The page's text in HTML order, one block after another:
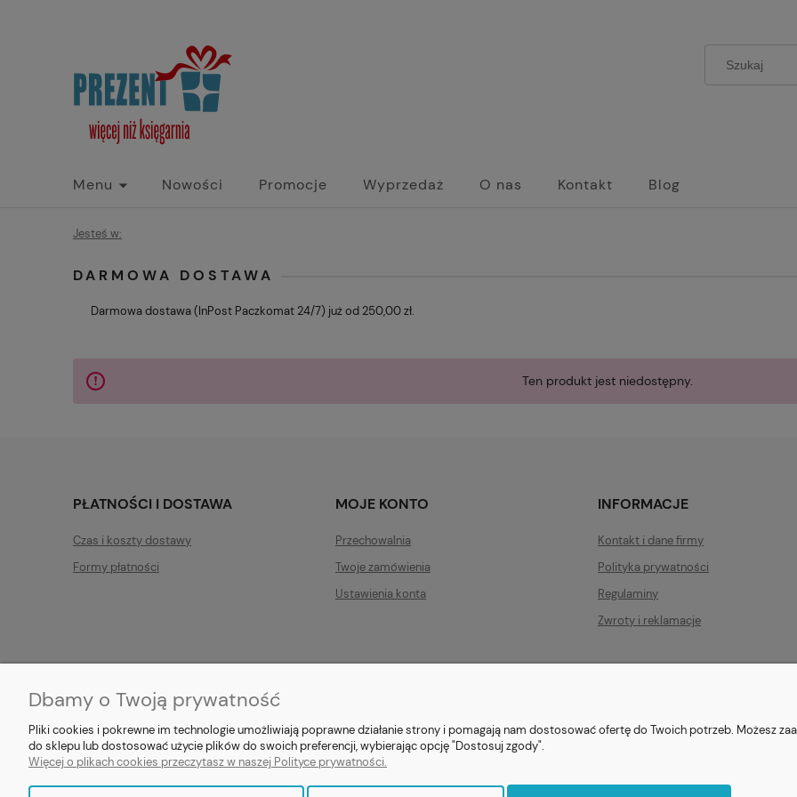
Menu Nowości Promocje Wyprzedaż O nas Kontakt Blog
Jesteś w:
DARMOWA DOSTAWA
Darmowa dostawa (InPost Paczkomat 24/7) już od 250,00 zł.
Ten produkt jest niedostępny.
PŁATNOŚCI I DOSTAWA
Czas i koszty dostawy
Formy płatności
MOJE KONTO
Przechowalnia
Twoje zamówienia
Ustawienia konta
INFORMACJE
Kontakt i dane firmy
Polityka prywatności
Regulaminy
Zwroty i reklamacje
E-prezent.org
Dbamy o Twoją prywatność
Pliki cookies i pokrewne im technologie umożliwiają poprawne działanie strony i pomagają nam dostosować ofertę do Twoich potrzeb. Możesz
do sklepu lub dostosować użycie plików do swoich preferencji, wybierając opcję "Dostosuj zgody".
Więcej o plikach cookies przeczytasz w naszej Polityce prywatności.